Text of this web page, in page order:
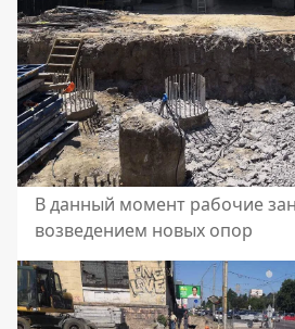
В данный момент рабочие
возведением новых опор